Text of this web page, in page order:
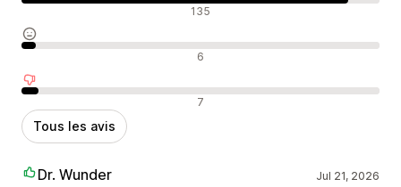
Avis positifs 135
Avis neutres 6
Avis négatifs 7
Tous les avis
Dr. Wunder Jul 21, 2026